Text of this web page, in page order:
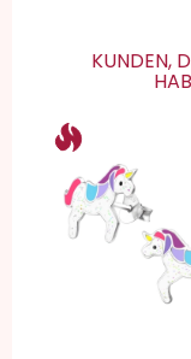
KUNDEN,